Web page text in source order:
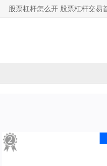
股票杠杆怎么开 股票杠杆交易